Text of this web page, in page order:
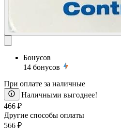
Бонусов
14 бонусов
При оплате за наличные
Наличными выгоднее!
466 ₽
Другие способы оплаты
566 ₽